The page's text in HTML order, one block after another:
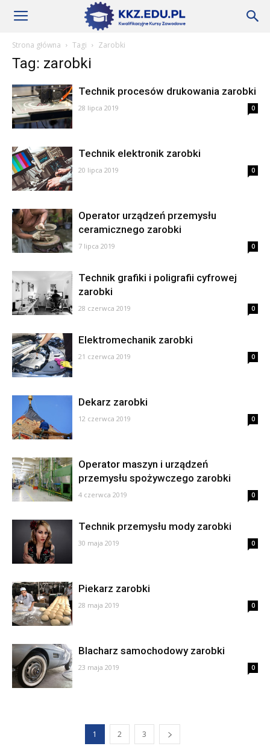
Szkoły
KKZ
Aktualności
Strona główna Tagi Zarobki
Tag: zarobki
Technik procesów drukowania zarobki
28 lipca 2019 0
Technik elektronik zarobki
20 lipca 2019 0
Operator urządzeń przemysłu
ceramicznego zarobki
7 lipca 2019 0
Technik grafiki i poligrafii cyfrowej
zarobki
28 czerwca 2019 0
Elektromechanik zarobki
21 czerwca 2019 0
Dekarz zarobki
12 czerwca 2019 0
Operator maszyn i urządzeń
przemysłu spożywczego zarobki
4 czerwca 2019 0
Technik przemysłu mody zarobki
30 maja 2019 0
Piekarz zarobki
28 maja 2019 0
Blacharz samochodowy zarobki
23 maja 2019 0
1 2 3